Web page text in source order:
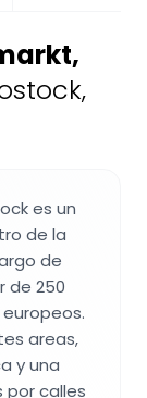
,
es un
de la
de
de 250
areas,
y una
calles